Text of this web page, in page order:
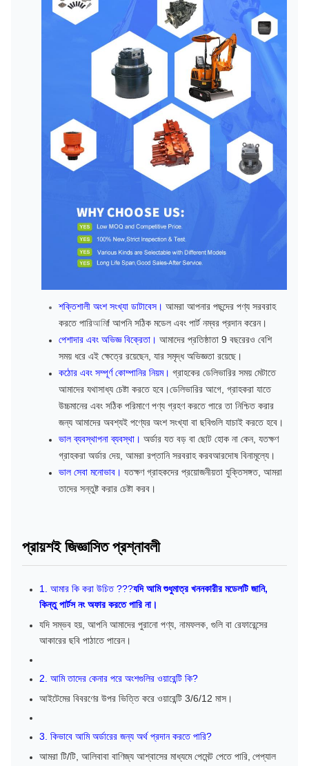
শক্তিশালী অংশ সংখ্যা ডাটাবেস। আমরা আপনার পছন্দের পণ্য সরবরাহ
করতে পারিআমিf আপনি সঠিক মডেল এবং পার্ট নম্বর প্রদান করেন।
পেশাদার এবং অভিজ্ঞ বিক্রেতা। আমাদের প্রতিষ্ঠাতা 9 বছরেরও বেশি
সময় ধরে এই ক্ষেত্রে রয়েছেন, যার সমৃদ্ধ অভিজ্ঞতা রয়েছে।
কঠোর এবং সম্পূর্ণ কোম্পানির নিয়ম। গ্রাহকের ডেলিভারির সময় মেটাতে
আমাদের যথাসাধ্য চেষ্টা করতে হবে।ডেলিভারির আগে, গ্রাহকরা যাতে
উচ্চমানের এবং সঠিক পরিমাণে পণ্য গ্রহণ করতে পারে তা নিশ্চিত করার
জন্য আমাদের অবশ্যই পণ্যের অংশ সংখ্যা বা ছবিগুলি যাচাই করতে হবে।
ভাল ব্যবস্থাপনা ব্যবস্থা। অর্ডার যত বড় বা ছোট হোক না কেন, যতক্ষণ
গ্রাহকরা অর্ডার দেয়, আমরা রপ্তানি সরবরাহ করবআরদোষ বিনামূল্যে।
ভাল সেবা মনোভাব। যতক্ষণ গ্রাহকদের প্রয়োজনীয়তা যুক্তিসঙ্গত, আমরা
তাদের সন্তুষ্ট করার চেষ্টা করব।
প্রায়শই জিজ্ঞাসিত প্রশ্নাবলী
1. আমার কি করা উচিত ???যদি আমি শুধুমাত্র খননকারীর মডেলটি জানি,
কিন্তু পার্টস নং অফার করতে পারি না।
যদি সম্ভব হয়, আপনি আমাদের পুরানো পণ্য, নামফলক, গুলি বা রেফারেন্সের
আকারের ছবি পাঠাতে পারেন।
2. আমি তাদের কেনার পরে অংশগুলির ওয়ারেন্টি কি?
আইটেমের বিবরণের উপর ভিত্তি করে ওয়ারেন্টি 3/6/12 মাস।
3. কিভাবে আমি অর্ডারের জন্য অর্থ প্রদান করতে পারি?
আমরা টি/টি, আলিবাবা বাণিজ্য আশ্বাসের মাধ্যমে পেমেন্ট পেতে পারি, পেপ্যাল ​​